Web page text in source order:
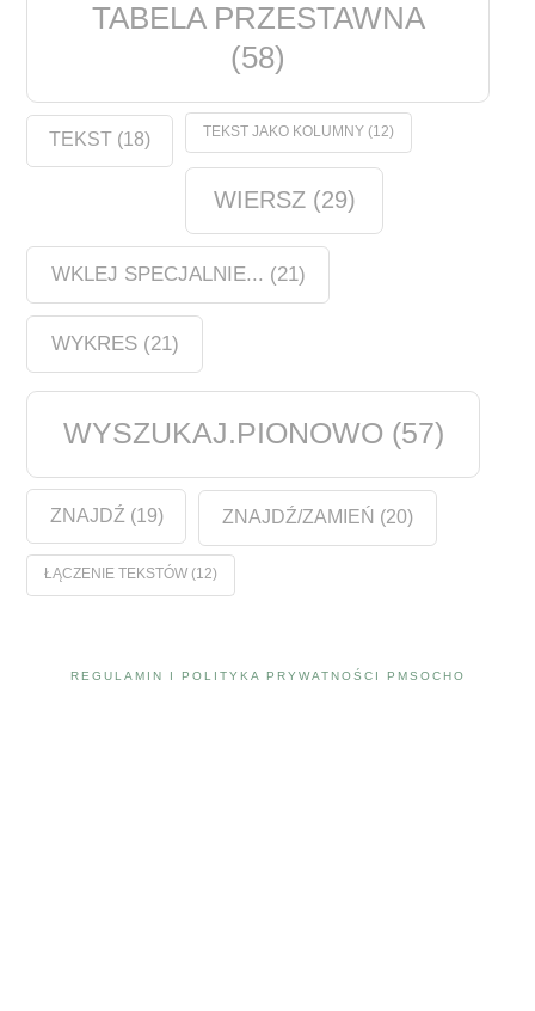
TABELA PRZESTAWNA
(58)
TEKST (18) TEKST JAKO KOLUMNY(12)
WIERSZ(29)
WKLEJ SPECJALNIE... (21)
WYKRES(21)
WYSZUKAJ.PIONOWO (57)
ZNAJDŹ (19) ZNAJDŹ/ZAMIEŃ (20)
ŁĄCZENIE TEKSTÓW (12)
REGULAMIN I POLITYKA PRYWATNOŚCI PMSOCHO